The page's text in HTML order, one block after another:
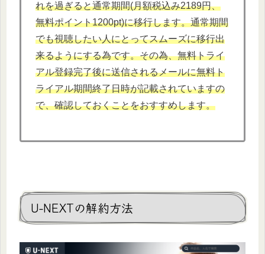
れを過ぎると通常期間(月額税込み2189円、
無料ポイント1200pt)に移行します。通常期間
でも視聴したい人にとってスムーズに移行出
来るようにする為です。その為、無料トライ
アル登録完了後に送信されるメールに無料ト
ライアル期間終了日時が記載されていますの
で、確認しておくことをおすすめします。
U-NEXTの解約方法